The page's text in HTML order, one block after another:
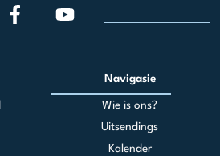
Navigasie
Wie is ons?
Uitsendings
Kalender